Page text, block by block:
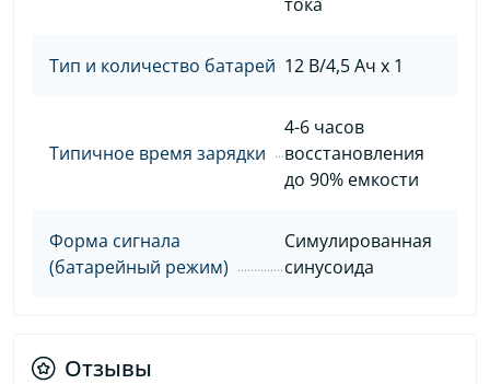
Тип и количество батарей 12 В/4,5 Ач х 1
Типичное время зарядки
4-6 часов
восстановления
до 90% емкости
Форма сигнала
(батарейный режим)
Симулированная
синусоида
Отзывы